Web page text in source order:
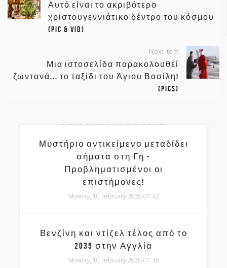
Αυτό είναι το ακριβότερο
χριστουγεννιάτικο δέντρο του κόσμου
(pic & vid)
Next Item
Μια ιστοσελίδα παρακολουθεί
ζωντανά... το ταξίδι του Άγιου Βασίλη!
(pics)
You May Also Like
Μυστήριο αντικείμενο μεταδίδει
σήματα στη Γη -
Προβληματισμένοι οι
επιστήμονες!
Monday, 10 February 2020 07:42
Βενζίνη και ντίζελ τέλος από το
2035 στην Αγγλία
Monday, 10 February 2020 07:38